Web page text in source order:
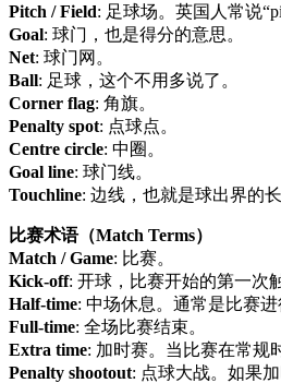
Pitch / Field: 足球场。英国人常说
Goal: 球门，也是得分的意思。
Net: 球门网。
Ball: 足球，这个不用多说了。
Corner flag: 角旗。
Penalty spot: 点球点。
Centre circle: 中圈。
Goal line: 球门线。
Touchline: 边线，也就是球出界的长
比赛术语（Match Terms）
Match / Game: 比赛。
Kick-off: 开球，比赛开始的第一次
Half-time: 中场休息。通常是比赛进
Full-time: 全场比赛结束。
Extra time: 加时赛。当比赛在常规
Penalty shootout: 点球大战。如果